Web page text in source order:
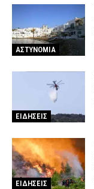
ΑΣΤΥΝΟΜΙΑ
ΕΙΔΗΣΕΙΣ
ΕΙΔΗΣΕΙΣ